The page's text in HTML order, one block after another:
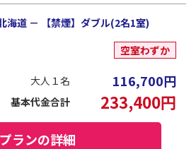
道 － 【禁煙】ダブル(2名1室)
空室わずか
大人１名 116,700円
基本代金合計 233,400円
プランの詳細